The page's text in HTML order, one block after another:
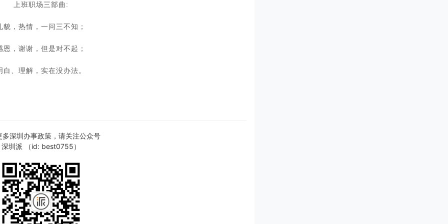
上班职场三部曲:
貌，热情，一问三不知；
恩，谢谢，但是对不起；
白、理解，实在没办法。
多深圳办事政策，请关注公众号
深圳派 （id: best0755）